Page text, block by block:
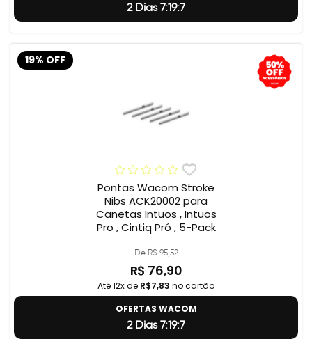
2 Dias 7:19:5
19% OFF
Pontas Wacom Stroke
Nibs ACK20002 para
Canetas Intuos , Intuos
Pro , Cintiq Pró , 5-Pack
De R$ 95,52
R$ 76,90
Até 12x de R$7,83 no cartão
OFERTAS WACOM
2 Dias 7:19:5